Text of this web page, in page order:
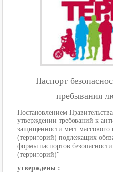
Паспорт
пребывания
Постановлением
утверждении требований к
защищенности мест массового
(территорий) подлежащих
формы паспортов
(территорий)"
утверждены :